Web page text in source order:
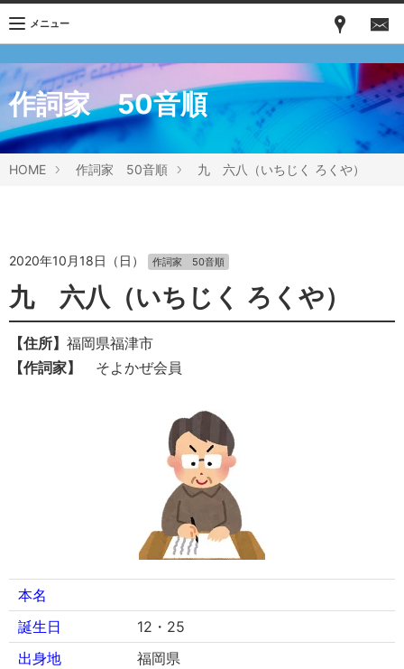
メニュー
作詞家 50音順
HOME 作詞家 50音順 九 六八（いちじく ろくや）
2020年10月18日（日） 作詞家 50音順
九 六八（いちじく ろくや）
【住所】 福岡県福津市
【作詞家】
そよかぜ会員
本名
誕生日
12・25
出身地
福岡県